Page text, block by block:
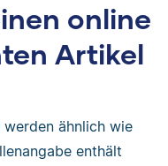
online
Artikel
werden ähnlich wie
enthält